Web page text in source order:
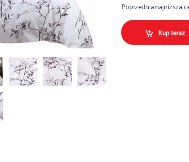
Poprzednia najniższa
Kup teraz